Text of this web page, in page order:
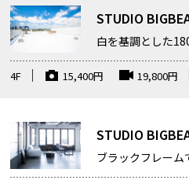
STUDIO
白を基調とした
4F 15,400円 19,800円
STUDIO
ブラックフレーム